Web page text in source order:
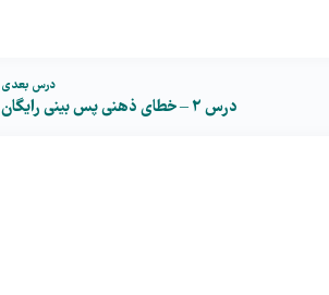
درس بعدی
درس ۲ – خطای ذهنی پس بینی رایگان